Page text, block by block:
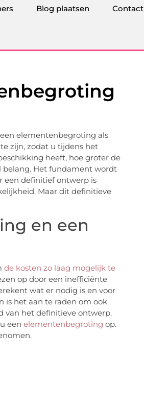
Blog plaatsen Contact
elementenbegroting als
zijn, zodat u tijdens het
heeft, hoe groter de
belang. Het fundament wordt
een definitief ontwerp is
Maar dit definitieve
en een
de kosten zo laag mogelijk te
op door een inefficiënte
wat er nodig is en voor
is het aan te raden om ook
van het definitieve ontwerp.
een elementenbegroting op.